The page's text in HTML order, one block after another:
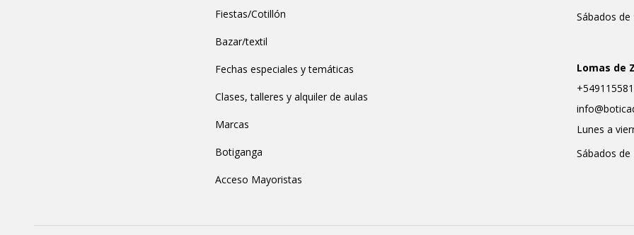
Fiestas/Cotillón
Bazar/textil
Fechas especiales y temáticas
Clases, talleres y alquiler de aulas
Marcas
Botiganga
Acceso Mayoristas
Sábados de
Lomas de
Lunes a
Sábados de